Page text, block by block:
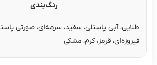
رنگ‌بندی
طلایی، آبی پاستلی، سفید، سرمه‌ای، صورتی
فیروزه‌ای، قرمز، کرم، مشکی